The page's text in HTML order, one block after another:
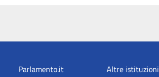
Parlamento.it Altre istituzioni